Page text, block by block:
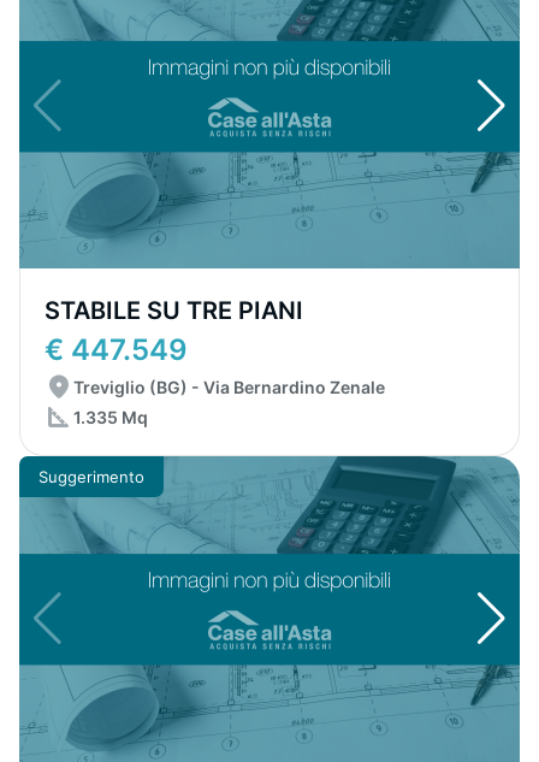
STABILE SU TRE PIANI
€ 447.549
Treviglio (BG) - Via Bernardino Zenale
1.335 Mq
Suggerimento